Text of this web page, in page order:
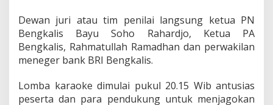
i
c
e
o
u
s
Dewan juri atau tim penilai langsung ketua PN
Bengkalis Bayu Soho Rahardjo, Ketua PA
Bengkalis, Rahmatullah Ramadhan dan perwakilan
meneger bank BRI Bengkalis.
Lomba karaoke dimulai pukul 20.15 Wib antusias
peserta dan para pendukung untuk menjagokan